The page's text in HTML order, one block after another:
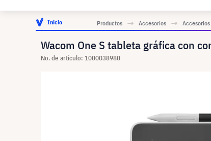
Inicio Productos Accesorios
Wacom One S tableta gráfica con
No. de artículo: 1000038980